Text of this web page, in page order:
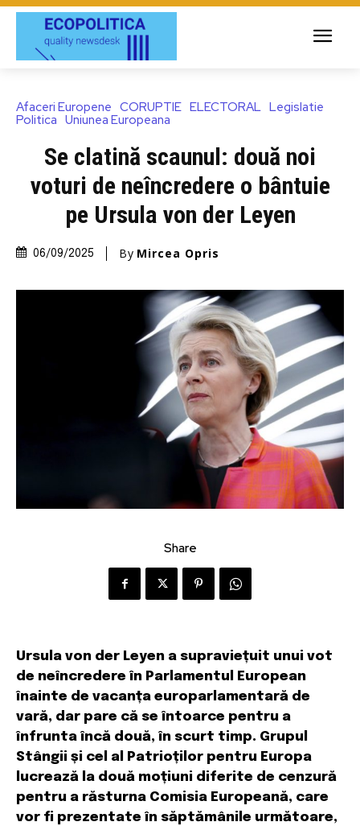
Afaceri Europene CORUPTIE ELECTORAL Legislatie
Politica Uniunea Europeana
Se clatină scaunul: două noi
voturi de neîncredere o bântuie
pe Ursula von der Leyen
06/09/2025 By Mircea Opris
Share
Ursula von der Leyen a supraviețuit unui vot
de neîncredere în Parlamentul European
înainte de vacanța europarlamentară de
vară, dar pare că se întoarce pentru a
înfrunta încă două, în scurt timp. Grupul
Stângii și cel al Patrioților pentru Europa
lucrează la două moțiuni diferite de cenzură
pentru a răsturna Comisia Europeană, care
vor fi prezentate în săptămânile următoare,